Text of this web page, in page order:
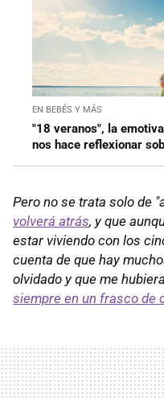
EN BEBÉS Y MÁS
"18 veranos", la
nos hace reflexionar
Pero no se trata solo de
volverá atrás, y que
estar viviendo con los
cuenta de que hay
olvidado y que me
siempre en un frasco de